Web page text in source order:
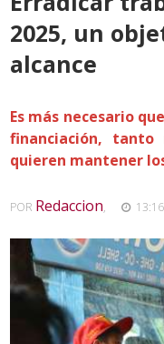
2025, un
alcance
Es más necesario
financiación, tanto
quieren mantener
POR Redaccion,